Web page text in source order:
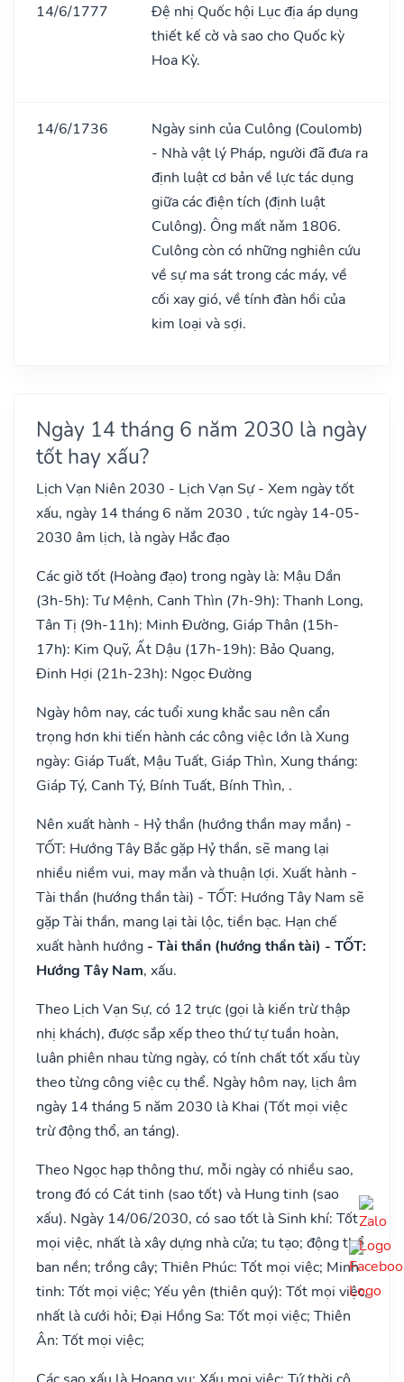
14/6/1777
Đệ nhị Quốc hội Lục địa áp dụng
thiết kế cờ và sao cho Quốc kỳ
Hoa Kỳ.
14/6/1736
Ngày sinh của Culông (Coulomb)
- Nhà vật lý Pháp, người đã đưa ra
định luật cơ bản về lực tác dụng
giữa các điện tích (định luật
Culông). Ông mất nǎm 1806.
Culông còn có những nghiên cứu
về sự ma sát trong các máy, về
cối xay gió, về tính đàn hồi của
kim loại và sợi.
Ngày 14 tháng 6 năm 2030 là ngày
tốt hay xấu?
Lịch Vạn Niên 2030 - Lịch Vạn Sự - Xem ngày tốt
xấu, ngày 14 tháng 6 năm 2030 , tức ngày 14-05-
2030 âm lịch, là ngày Hắc đạo
Các giờ tốt (Hoàng đạo) trong ngày là: Mậu Dần
(3h-5h): Tư Mệnh, Canh Thìn (7h-9h): Thanh Long,
Tân Tị (9h-11h): Minh Đường, Giáp Thân (15h-
17h): Kim Quỹ, Ất Dậu (17h-19h): Bảo Quang,
Đinh Hợi (21h-23h): Ngọc Đường
Ngày hôm nay, các tuổi xung khắc sau nên cẩn
trọng hơn khi tiến hành các công việc lớn là Xung
ngày: Giáp Tuất, Mậu Tuất, Giáp Thìn, Xung tháng:
Giáp Tý, Canh Tý, Bính Tuất, Bính Thìn, .
Nên xuất hành - Hỷ thần (hướng thần may mắn) -
TỐT: Hướng Tây Bắc gặp Hỷ thần, sẽ mang lại
nhiều niềm vui, may mắn và thuận lợi. Xuất hành -
Tài thần (hướng thần tài) - TỐT: Hướng Tây Nam sẽ
gặp Tài thần, mang lại tài lộc, tiền bạc. Hạn chế
xuất hành hướng - Tài thần (hướng thần tài) - TỐT:
Hướng Tây Nam, xấu.
Theo Lịch Vạn Sự, có 12 trực (gọi là kiến trừ thập
nhị khách), được sắp xếp theo thứ tự tuần hoàn,
luân phiên nhau từng ngày, có tính chất tốt xấu tùy
theo từng công việc cụ thể. Ngày hôm nay, lịch âm
ngày 14 tháng 5 năm 2030 là Khai (Tốt mọi việc
trừ động thổ, an táng).
Theo Ngọc hạp thông thư, mỗi ngày có nhiều sao,
trong đó có Cát tinh (sao tốt) và Hung tinh (sao
xấu). Ngày 14/06/2030, có sao tốt là Sinh khí: Tốt
mọi việc, nhất là xây dựng nhà cửa; tu tạo; động thổ
ban nền; trồng cây; Thiên Phúc: Tốt mọi việc; Minh
tinh: Tốt mọi việc; Yếu yên (thiên quý): Tốt mọi việc,
nhất là cưới hỏi; Đại Hồng Sa: Tốt mọi việc; Thiên
Ân: Tốt mọi việc;